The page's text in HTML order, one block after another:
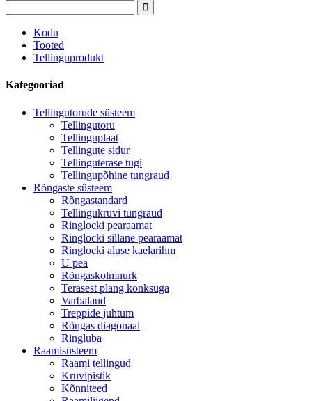
Kodu
Tooted
Tellinguprodukt
Kategooriad
Tellingutorude süsteem
Tellingutoru
Tellinguplaat
Tellingute sidur
Tellinguterase tugi
Tellingupõhine tungraud
Rõngaste süsteem
Rõngastandard
Tellingukruvi tungraud
Ringlocki pearaamat
Ringlocki sillane pearaamat
Ringlocki aluse kaelarihm
U pea
Rõngaskolmnurk
Terasest plang konksuga
Varbalaud
Treppide juhtum
Rõngas diagonaal
Ringluba
Raamisüsteem
Raami tellingud
Kruvipistik
Kõnniteed